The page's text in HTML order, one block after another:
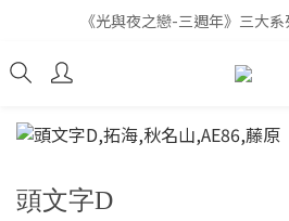
《光與夜之戀-三週年》三大
《光與夜之戀-三週年》三大
全館滿$999即享免
頭文字D